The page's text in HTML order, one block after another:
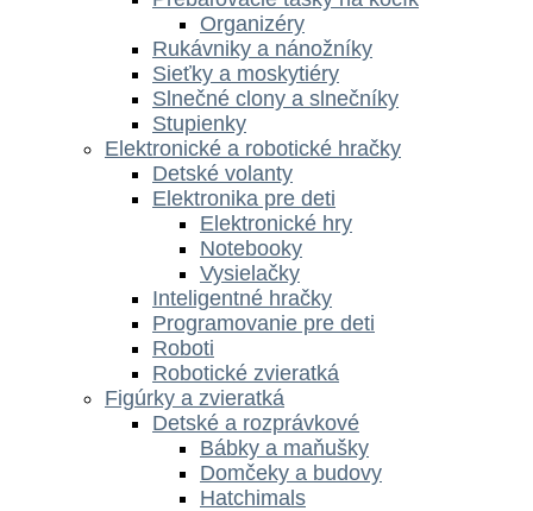
Organizéry
Rukávniky a nánožníky
Sieťky a moskytiéry
Slnečné clony a slnečníky
Stupienky
Elektronické a robotické hračky
Detské volanty
Elektronika pre deti
Elektronické hry
Notebooky
Vysielačky
Inteligentné hračky
Programovanie pre deti
Roboti
Robotické zvieratká
Figúrky a zvieratká
Detské a rozprávkové
Bábky a maňušky
Domčeky a budovy
Hatchimals